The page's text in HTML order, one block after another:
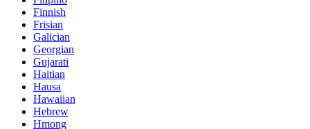
Finnish
Frisian
Galician
Georgian
Gujarati
Haitian
Hausa
Hawaiian
Hebrew
Hmong